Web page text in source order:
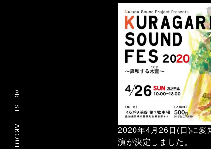
ARTIST
ABOUT
2020年4月26日(日)に愛
演が決定しました。